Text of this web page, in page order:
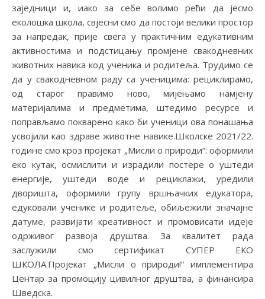
заједници и, иако за себе волимо рећи да јесмо
еколошка школа, свјесни смо да постоји велики простор
за напредак, прије свега у практичним едукативним
активностима и подстицању промјене свакодневних
животних навика код ученика и родитеља. Трудимо се
да у свакодневном раду са ученицима: рециклирамо,
од старог правимо ново, мијењамо намјену
материјалима и предметима, штедимо ресурсе и
поправљамо покварено како би ученици ова понашања
усвојили као здраве животне навике.Школске 2021/22.
године смо кроз пројекат „Мисли о природи“: оформили
еко кутак, осмислити и израдили постере о уштеди
енергије, уштеди воде и рециклажи, уредили
дворишта, оформили групу вршњачких едукатора,
едуковали ученике и родитеље, обиљежили значајне
датуме, развијати креaтивност и промовисати идеје
одрживог развоја друштва. За квалитет рада
заслужили смо сертификат СУПЕР ЕКО
ШКОЛА.Пројекат „Мисли о природи!“ имплементира
Центар за промоцију цивилног друштва, а финансира
Шведскa.